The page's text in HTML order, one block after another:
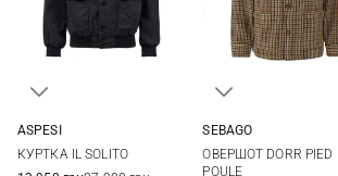
ASPESI
КУРТКА IL SOLITO
XXL
SEBAGO
ОВЕРШОТ DORR PIED
POULE